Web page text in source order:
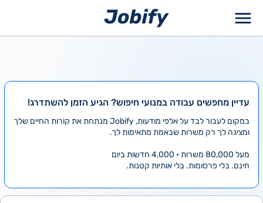
עדיין מחפשים עבודה במנועי חיפוש? הגיע הזמן להשתדרג!
במקום לעבור לבד על אלפי מודעות, Jobify מנתחת את קורות החיים שלך
ומציגה לך רק משרות שבאמת מתאימות לך.
מעל 80,000 משרות • 4,000 חדשות ביום
חינם. בלי פרסומות. בלי אותיות קטנות.